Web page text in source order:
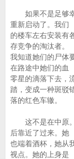
如果不是足够幸
重新启动了。我们
的楼车左右安装有
存竞争的淘汰者。
我知道她们的尸体
在路途中她们的血
零星的滴落下去，
踏，变成一种斑驳
落的红色车辙。
这不是在中原。
后靠近了过来。她
也端着酒杯，她从
视点。她的上身是